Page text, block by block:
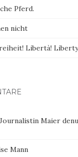
Pferd.
nicht
Libertà!
Maier
Mann